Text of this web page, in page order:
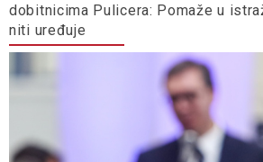
dobitnicima Pulicera: Pomaže u
niti uređuje